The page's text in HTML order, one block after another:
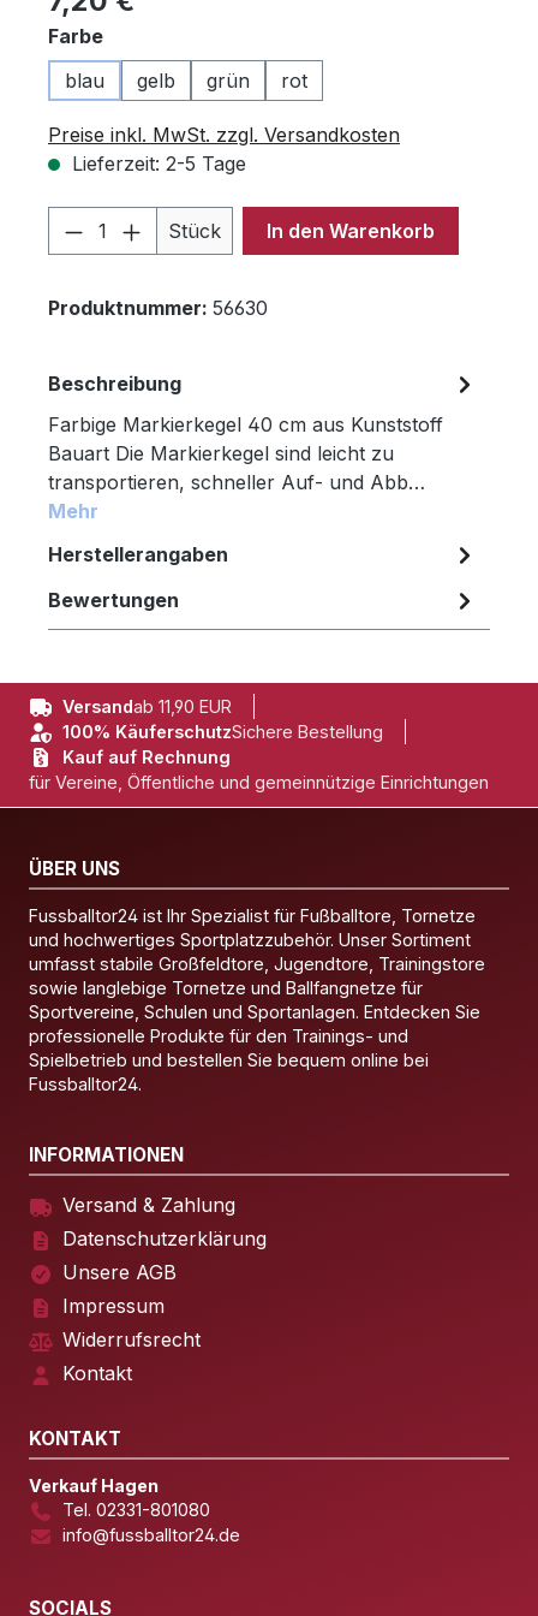
Farbeauswählen
blau
gelb grün rot
Preise inkl. MwSt. zzgl. Versandkosten
Lieferzeit: 2-5 Tage
Produkt Anzahl: Gib den
Stück In den Warenkorb
Produktnummer: 56630
Beschreibung
Farbige Markierkegel 40 cm aus Kunststoff
Bauart Die Markierkegel sind leicht zu
transportieren, schneller Auf- und Abb…
Mehr
Herstellerangaben
Bewertungen
Versandab 11,90 EUR
100% KäuferschutzSichere Bestellung
Kauf auf Rechnung
für Vereine, Öffentliche und gemeinnützige Einrichtungen
ÜBER UNS
Fussballtor24 ist Ihr Spezialist für Fußballtore, Tornetze
und hochwertiges Sportplatzzubehör. Unser Sortiment
umfasst stabile Großfeldtore, Jugendtore, Trainingstore
sowie langlebige Tornetze und Ballfangnetze für
Sportvereine, Schulen und Sportanlagen. Entdecken Sie
professionelle Produkte für den Trainings- und
Spielbetrieb und bestellen Sie bequem online bei
Fussballtor24.
INFORMATIONEN
Versand & Zahlung
Datenschutzerklärung
Unsere AGB
Impressum
Widerrufsrecht
Kontakt
KONTAKT
Verkauf Hagen
Tel. 02331-801080
info@fussballtor24.de
SOCIALS